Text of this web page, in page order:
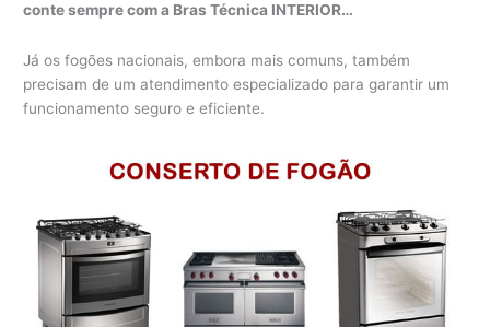
conte sempre com a Bras Técnica INTERIOR…
Já os fogões nacionais, embora mais comuns, também
precisam de um atendimento especializado para garantir um
funcionamento seguro e eficiente.